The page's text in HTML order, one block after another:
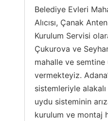
Belediye Evleri
Alıcısı, Çanak
Kurulum Servisi
Çukurova ve
mahalle ve
vermekteyiz.
sistemleriyle alakalı
uydu sisteminin
kurulum ve montaj